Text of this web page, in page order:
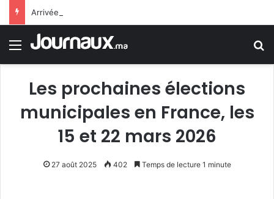
Menu
Les prochaines élections
municipales en France, les
15 et 22 mars 2026
27 août 2025 402 Temps de lecture 1 minute